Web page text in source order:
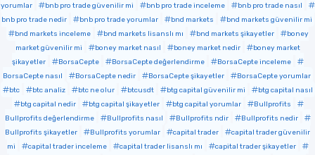
yorumlar
bnb pro trade güvenilir mi bnb pro trade inceleme
bnb pro trade nasıl
bnb pro trade nedir
bnb pro trade yorumlar bnd markets
bnd markets güvenilir mi
bnd markets inceleme
bnd markets lisanslı mı bnd markets şikayetler
boney
market güvenilir mi
boney market nasıl boney market nedir
boney market
şikayetler
BorsaCepte BorsaCepte değerlendirme
BorsaCepte inceleme
BorsaCepte nasıl
BorsaCepte nedir BorsaCepte şikayetler
BorsaCepte yorumlar
btc
btc analiz btc ne olur btcusdt btg capital güvenilir mi
btg capital nasıl
btg capital nedir
btg capital şikayetler btg capital yorumlar
Bullprofits
Bullprofits değerlendirme
Bullprofits nasıl Bullprofits ndir
Bullprofits nedir
Bullprofits şikayetler
Bullprofits yorumlar capital trader
capital trader güvenilir
mi
capital trader inceleme capital trader lisanslı mı
capital trader şikayetler